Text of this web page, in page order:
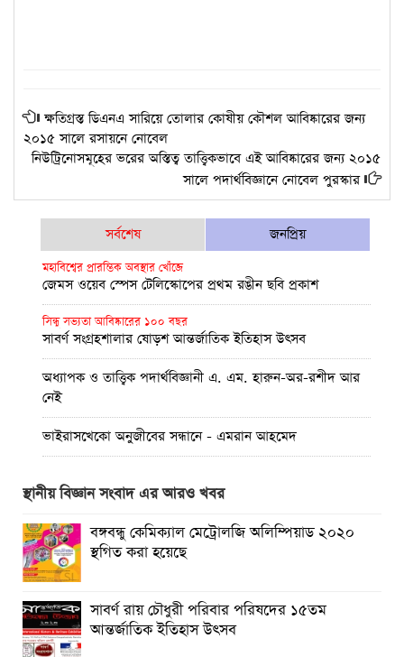
ক্ষতিগ্রস্ত ডিএনএ সারিয়ে তোলার কোষীয় কৌশল আবিষ্কারের জন্য
২০১৫ সালে রসায়নে নোবেল
নিউট্রিনোসমূহের ভরের অস্তিত্ব তাত্ত্বিকভাবে এই আবিষ্কারের জন্য ২০১৫
সালে পদার্থবিজ্ঞানে নোবেল পুরস্কার
সর্বশেষ জনপ্রিয়
মহাবিশ্বের প্রারম্ভিক অবস্থার খোঁজে
জেমস ওয়েব স্পেস টেলিস্কোপের প্রথম রঙীন ছবি প্রকাশ
সিন্ধু সভ্যতা আবিষ্কারের ১০০ বছর
সাবর্ণ সংগ্রহশালার ষোড়শ আন্তর্জাতিক ইতিহাস উৎসব
অধ্যাপক ও তাত্ত্বিক পদার্থবিজ্ঞানী এ. এম. হারুন-অর-রশীদ আর
নেই
ভাইরাসখেকো অনুজীবের সন্ধানে - এমরান আহমেদ
পূর্ণতা মিলল আইনস্টাইনের সাধারণ আপেক্ষিকতা তত্ত্বের
উচ্চমাত্রায় অক্সিজেন সহায়তায় বুয়েটের উদ্ভাবন: অক্সিজেট
প্রথম চন্দ্রাভিযানের নভোচারী মাইকেল কলিন্স এর জীবনাবসান
মঙ্গলে ইনজেনুইটি’র নতুন সাফল্য
শুক্র গ্রহে প্রাণের সম্ভাব্য নির্দেশকের সন্ধান লাভ
স্থানীয় বিজ্ঞান সংবাদ এর আরও খবর
বঙ্গবন্ধু কেমিক্যাল মেট্রোলজি অলিম্পিয়াড ২০২০
স্থগিত করা হয়েছে
সাবর্ণ রায় চৌধুরী পরিবার পরিষদের ১৫তম
আন্তর্জাতিক ইতিহাস উৎসব